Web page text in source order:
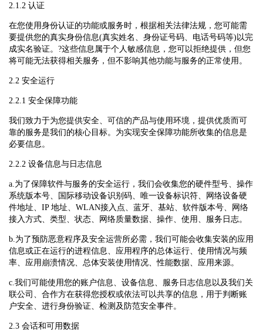
2.1.2 认证
在您使用身份认证的功能或服务时，根据相关法律法规，您可能需
要提供您的真实身份信息(真实姓名、身份证号码、电话号码等)以完
成实名验证。?这些信息属于个人敏感信息，您可以拒绝提供，但您
将可能无法获得相关服务，但不影响其他功能与服务的正常使用。
2.2 安全运行
2.2.1 安全保障功能
我们致力于为您提供安全、可信的产品与使用环境，提供优质而可
靠的服务是我们的核心目标。为实现安全保障功能所收集的信息是
必要信息。
2.2.2 设备信息与日志信息
a.为了保障软件与服务的安全运行，我们会收集您的硬件型号、操作
系统版本号、国际移动设备识别码、唯一设备标识符、网络设备硬
件地址、IP 地址、WLAN接入点、蓝牙、基站、软件版本号、网络
接入方式、类型、状态、网络质量数据、操作、使用、服务日志。
b.为了预防恶意程序及安全运营所必需，我们可能会收集安装的应用
信息或正在运行的进程信息、应用程序的总体运行、使用情况与频
率、应用崩溃情况、总体安装使用情况、性能数据、应用来源。
c.我们可能使用您的账户信息、设备信息、服务日志信息以及我们关
联公司、合作方在获得您授权或依法可以共享的信息，用于判断账
户安全、进行身份验证、检测及防范安全事件。
2.3 会话和可用数据